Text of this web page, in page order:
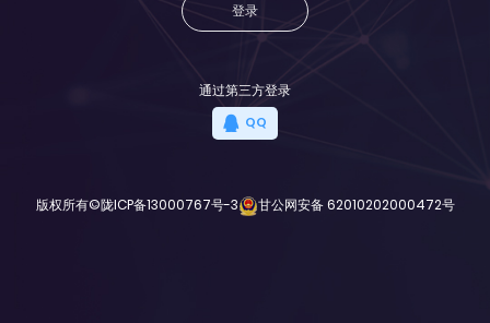
登录
通过第三方登录
QQ
版权所有©陇ICP备13000767号-3 甘公网安备 62010202000472号